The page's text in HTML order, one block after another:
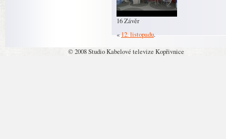
16 Závěr
« 12. listopadu.
© 2008 Studio Kabelové televize Kopřivnice